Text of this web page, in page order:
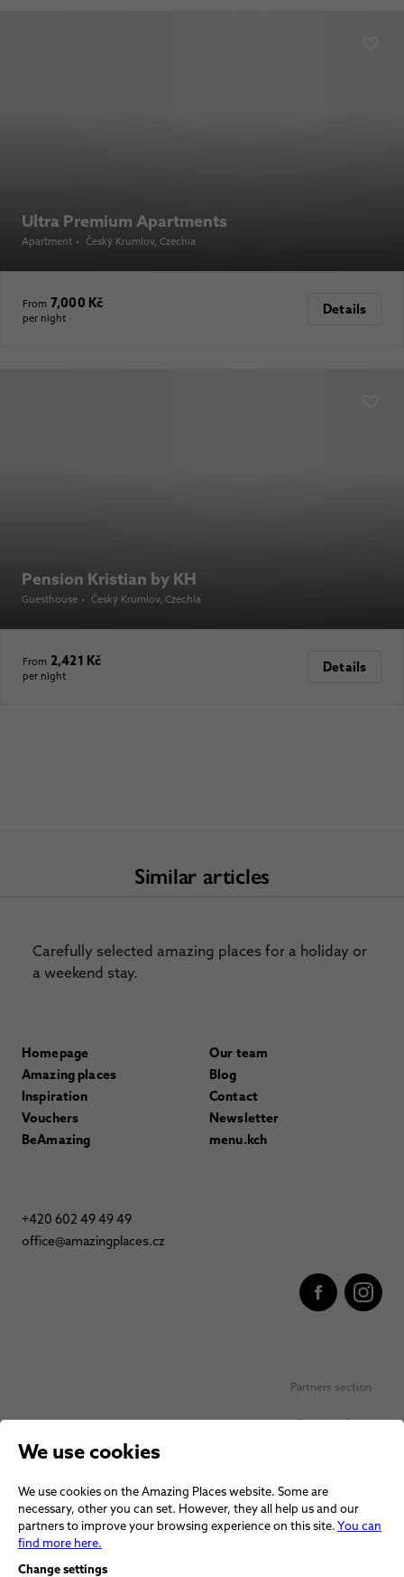
Ultra Premium Apartments
Apartment • Český Krumlov, Czechia
From 7,000 Kč
per night
Details
Pension Kristian by KH
Guesthouse • Český Krumlov, Czechia
From 2,421 Kč
per night
Details
Similar articles
Carefully selected amazing places for a holiday or
a weekend stay.
Homepage
Amazing places
Inspiration
Vouchers
BeAmazing
Our team
Blog
Contact
Newsletter
menu.kch
+420 602 49 49 49
office@amazingplaces.cz
Partners section
Favorite places
Voucher terms and conditions
Terms and conditions
We use cookies
We use cookies on the Amazing Places website. Some are
necessary, other you can set. However, they all help us and our
partners to improve your browsing experience on this site.You can
find more here.
Change settings